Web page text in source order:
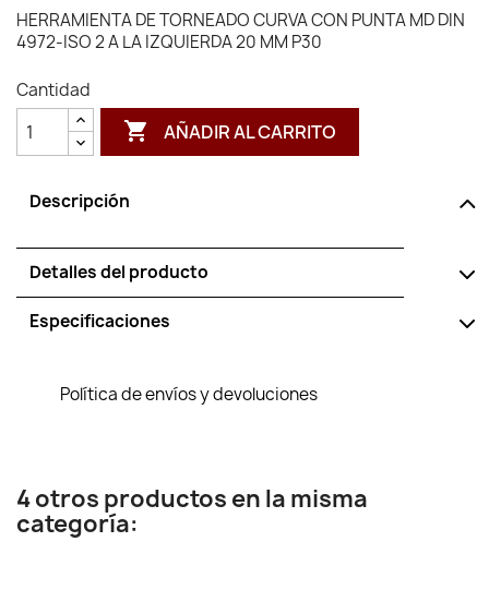
HERRAMIENTA DE TORNEADO CURVA CON PUNTA MD DIN
4972-ISO 2 A LA IZQUIERDA 20 MM P30
Cantidad
 AÑADIR AL CARRITO
Descripción
Detalles del producto
Especificaciones
Política de envíos y devoluciones
4 otros productos en la misma
categoría: